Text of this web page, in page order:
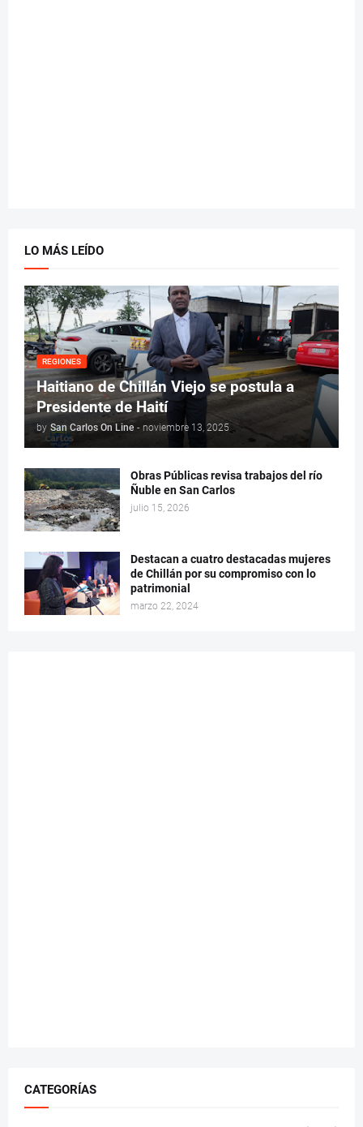
LO MÁS LEÍDO
REGIONES
Haitiano de Chillán Viejo se postula a
Presidente de Haití
by San Carlos On Line - noviembre 13, 2025
Obras Públicas revisa trabajos del río
Ñuble en San Carlos
julio 15, 2026
Destacan a cuatro destacadas mujeres
de Chillán por su compromiso con lo
patrimonial
marzo 22, 2024
CATEGORÍAS